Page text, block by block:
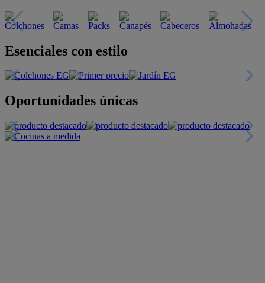
Esenciales con estilo
Oportunidades únicas